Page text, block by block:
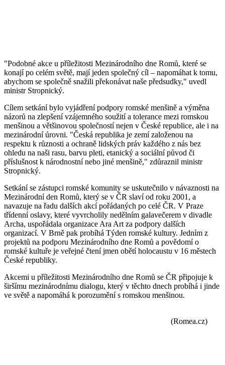
"Podobné akce u příležitosti Mezinárodního dne Romů, které se
konají po celém světě, mají jeden společný cíl – napomáhat k tomu,
abychom se společně snažili překonávat naše předsudky," uvedl
ministr Stropnický.
Cílem setkání bylo vyjádření podpory romské menšině a výměna
názorů na zlepšení vzájemného soužití a tolerance mezi romskou
menšinou a většinovou společností nejen v České republice, ale i na
mezinárodní úrovni. "Česká republika je zemí založenou na
respektu k různosti a ochraně lidských práv každého z nás bez
ohledu na naši rasu, barvu pleti, etanický a sociální původ či
příslušnost k národnostní nebo jiné menšině," zdůraznil ministr
Stropnický.
Setkání se zástupci romské komunity se uskutečnilo v návaznosti na
Mezinárodní den Romů, který se v ČR slaví od roku 2001, a
navazuje na řadu dalších akcí pořádaných po celé ČR. V Praze
třídenní oslavy, které vyvrcholily nedělním galavečerem v divadle
Archa, uspořádala organizace Ara Art za podpory dalších
organizací. V Brně pak probíhá Týden romské kultury. Jedním z
projektů na podporu Mezinárodního dne Romů a povědomí o
romské kultuře je veřejné čtení jmen obětí holocaustu v 16 městech
České republiky.
Akcemi u příležitosti Mezinárodního dne Romů se ČR připojuje k
širšímu mezinárodnímu dialogu, který v těchto dnech probíhá i jinde
ve světě a napomáhá k porozumění s romskou menšinou.
(Romea.cz)